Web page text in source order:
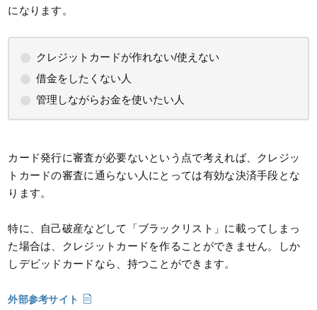
になります。
クレジットカードが作れない/使えない
借金をしたくない人
管理しながらお金を使いたい人
カード発行に審査が必要ないという点で考えれば、クレジッ
トカードの審査に通らない人にとっては有効な決済手段とな
ります。
特に、自己破産などして「ブラックリスト」に載ってしまっ
た場合は、クレジットカードを作ることができません。しか
しデビッドカードなら、持つことができます。
外部参考サイト